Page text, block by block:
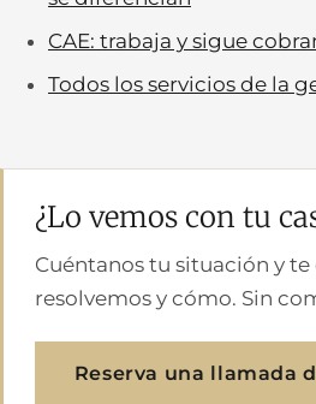
CAE: trabaja y sigue
Todos los servicios de la
¿Lo vemos con tu
Cuéntanos tu situación y
resolvemos y cómo. Sin
Reserva una llamada